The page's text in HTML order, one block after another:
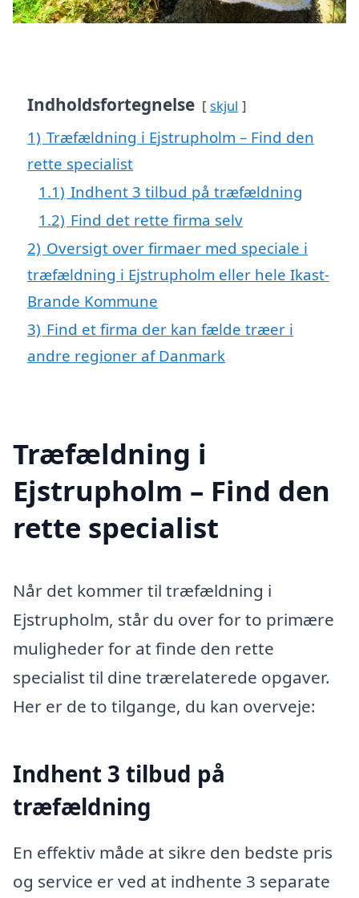
Indholdsfortegnelse skjul
1) Træfældning i Ejstrupholm – Find den
rette specialist
1.1) Indhent 3 tilbud på træfældning
1.2) Find det rette firma selv
2) Oversigt over firmaer med speciale i
træfældning i Ejstrupholm eller hele Ikast-
Brande Kommune
3) Find et firma der kan fælde træer i
andre regioner af Danmark
Træfældning i
Ejstrupholm – Find den
rette specialist
Når det kommer til træfældning i
Ejstrupholm, står du over for to primære
muligheder for at finde den rette
specialist til dine trærelaterede opgaver.
Her er de to tilgange, du kan overveje:
Indhent 3 tilbud på
træfældning
En effektiv måde at sikre den bedste pris
og service er ved at indhente 3 separate